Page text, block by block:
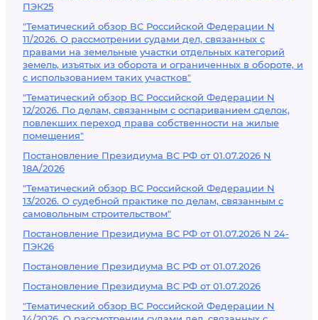
ПЭК25
"Тематический обзор ВС Российской Федерации N
11/2026. О рассмотрении судами дел, связанных с
правами на земельные участки отдельных категорий
земель, изъятых из оборота и ограниченных в обороте, и
с использованием таких участков"
"Тематический обзор ВС Российской Федерации N
12/2026. По делам, связанным с оспариванием сделок,
повлекших переход права собственности на жилые
помещения"
Постановление Президиума ВС РФ от 01.07.2026 N
18А/2026
"Тематический обзор ВС Российской Федерации N
13/2026. О судебной практике по делам, связанным с
самовольным строительством"
Постановление Президиума ВС РФ от 01.07.2026 N 24-
ПЭК26
Постановление Президиума ВС РФ от 01.07.2026
Постановление Президиума ВС РФ от 01.07.2026
"Тематический обзор ВС Российской Федерации N